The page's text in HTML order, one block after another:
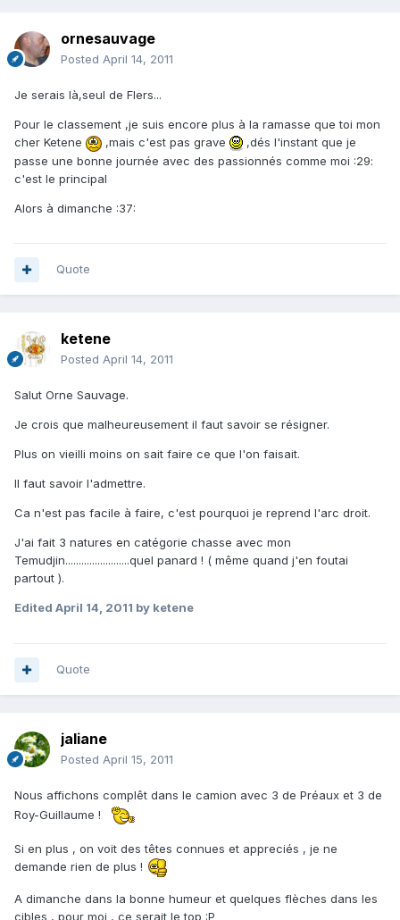
ornesauvage
Posted April 14, 2011
Je serais là,seul de Flers...
Pour le classement ,je suis encore plus à la ramasse que toi mon
cher Ketene
,mais c'est pas grave
,dés l'instant que je
passe une bonne journée avec des passionnés comme moi :29:
c'est le principal
Alors à dimanche :37:
Quote
ketene
Posted April 14, 2011
Salut Orne Sauvage.
Je crois que malheureusement il faut savoir se résigner.
Plus on vieilli moins on sait faire ce que l'on faisait.
Il faut savoir l'admettre.
Ca n'est pas facile à faire, c'est pourquoi je reprend l'arc droit.
J'ai fait 3 natures en catégorie chasse avec mon
Temudjin........................quel panard ! ( même quand j'en foutai
partout ).
Edited April 14, 2011 by ketene
Quote
jaliane
Posted April 15, 2011
Nous affichons complêt dans le camion avec 3 de Préaux et 3 de
Roy-Guillaume !
Si en plus , on voit des têtes connues et appreciés , je ne
demande rien de plus !
A dimanche dans la bonne humeur et quelques flèches dans les
cibles , pour moi , ce serait le top :P